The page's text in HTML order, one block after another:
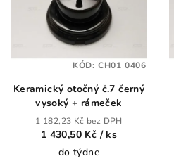
Keramický otočný č.7 černý
vysoký + rámeček
1 182,23 Kč bez DPH
1 430,50 Kč / ks
do týdne
KÓD: CH01 0406